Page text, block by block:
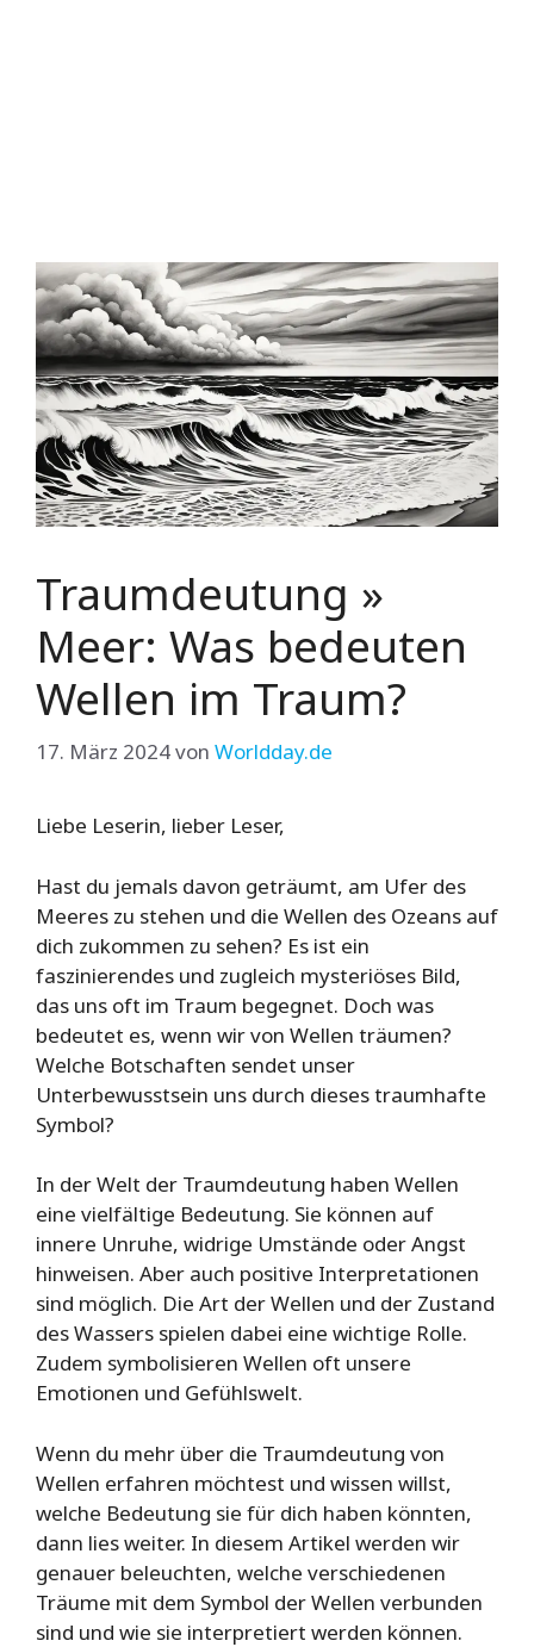
Traumdeutung »
Meer: Was bedeuten
Wellen im Traum?
17. März 2024von Worldday.de
Liebe Leserin, lieber Leser,
Hast du jemals davon geträumt, am Ufer des
Meeres zu stehen und die Wellen des Ozeans auf
dich zukommen zu sehen? Es ist ein
faszinierendes und zugleich mysteriöses Bild,
das uns oft im Traum begegnet. Doch was
bedeutet es, wenn wir von Wellen träumen?
Welche Botschaften sendet unser
Unterbewusstsein uns durch dieses traumhafte
Symbol?
In der Welt der Traumdeutung haben Wellen
eine vielfältige Bedeutung. Sie können auf
innere Unruhe, widrige Umstände oder Angst
hinweisen. Aber auch positive Interpretationen
sind möglich. Die Art der Wellen und der Zustand
des Wassers spielen dabei eine wichtige Rolle.
Zudem symbolisieren Wellen oft unsere
Emotionen und Gefühlswelt.
Wenn du mehr über die Traumdeutung von
Wellen erfahren möchtest und wissen willst,
welche Bedeutung sie für dich haben könnten,
dann lies weiter. In diesem Artikel werden wir
genauer beleuchten, welche verschiedenen
Träume mit dem Symbol der Wellen verbunden
sind und wie sie interpretiert werden können.